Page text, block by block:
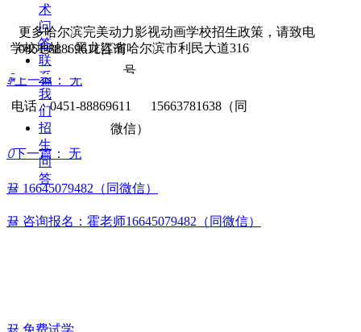
术
问
答
联
系
我
们
招
生
问
答
更多哈尔滨完美动力影视动画学校招生政策，请致电
0451-88869611咨询
ꄴ上一篇： 无
ꄲ下一篇： 无
뀰 16645079482（同微信）
뀰 咨询报名：霍老师16645079482（同微信）
뀳 免费试学
学校地址：黑龙江省哈尔滨市利民大道316
号
电话：0451-88869611 15663781638（同
微信）